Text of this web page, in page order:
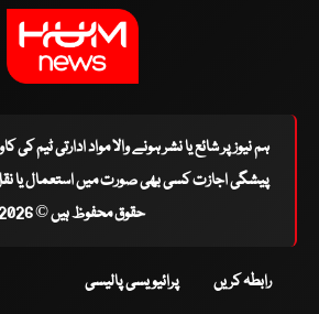
ہم نیوز پر شائع یا نشر ہونے والا مواد ادارتی ٹیم
پیشگی اجازت کسی بھی صورت میں استعمال یا
حقوق محفوظ ہیں © 2026
رابطہ کریں پرائیویسی پالیسی